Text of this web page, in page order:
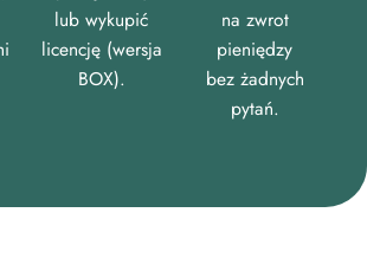
lub wykupić
licencję (wersja
BOX).
na zwrot
pieniędzy
bez żadnych
pytań.